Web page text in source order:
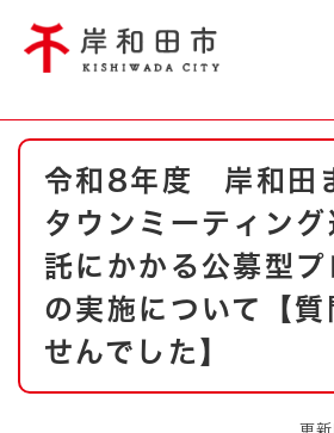
やさしい日本語
文字サイズ 拡大
背景色変更 白 黒
とじる
防災・緊急情報
ハザードマップ
とじる
本
令和8年度 岸和田
タウンミーティン
託にかかる公募型プ
の実施について【質
せんでした】